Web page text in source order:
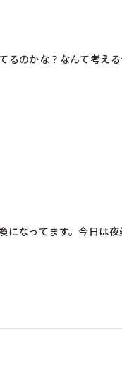
のかな？なんて考える
なってます。今日は夜